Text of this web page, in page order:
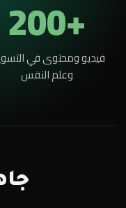
+200
فيديو ومحتوى في
وعلم النفس